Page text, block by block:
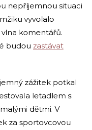
nepříjemnou situaci
vyvolalo
komentářů.
budou zastávat
zážitek potkal
letadlem s
dětmi. V
za sportovcovou